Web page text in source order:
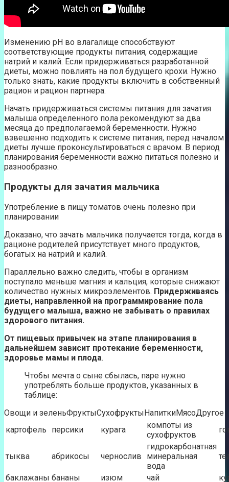
Изменению pH во влагалище способствуют
соответствующие продукты питания, содержащие
натрий и калий. Если придерживаться разработанной
диеты, можно повлиять на пол будущего крохи. Нужно
только знать, какие продукты включить в собственный
рацион и рацион партнера.
Начать придерживаться системы питания для зачатия
малыша определенного пола рекомендуют за два
месяца до предполагаемой беременности. Нужно
взвешенно подходить к системе питания, перед началом
диеты лучше проконсультироваться с врачом. В период
планирования беременности важно питаться полезно и
разнообразно.
Продукты для зачатия мальчика
Употребление в пищу томатов очень полезно при
планировании
Доказано, что зачать мальчика получается тогда, когда в
рационе родителей присутствует много продуктов,
богатых на натрий и калий.
Параллельно важно следить, чтобы в организм
поступало меньше магния и кальция, которые снижают
количество нужных микроэлементов. Придерживаясь
диеты, направленной на программирование пола
будущего малыша, важно не забывать о правилах
здорового питания.
От пищевых привычек на этапе планирования в
дальнейшем зависит протекание беременности,
здоровье мамы и плода.
Чтобы мечта о сыне сбылась, паре нужно
употреблять больше продуктов, указанных в
таблице:
Овощи и зеленьФруктыСухофруктыНапиткиМясоДругое
картофель
персики курага
компоты из
сухофруктов
тыква абрикосы чернослив
гидрокарбонатная
минеральная
вода
баклажаны бананы изюм чай